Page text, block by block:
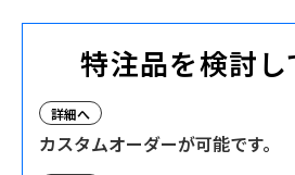
特注品を検討
詳細へ
カスタムオーダーが可能です。